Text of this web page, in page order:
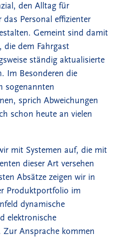
den Alltag für
Personal effizienter
Gemeint sind damit
die dem Fahrgast
ständig aktualisierte
Im Besonderen die
sogenannten
sprich Abweichungen
schon heute an vielen
mit Systemen auf, die mit
dieser Art versehen
Absätze zeigen wir in
Produktportfolio im
dynamische
elektronische
Ansprache kommen